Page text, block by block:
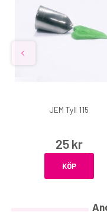
JEM Tyll 115
25 kr
KÖP